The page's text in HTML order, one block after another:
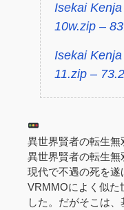
Isekai
10w.zip –
Isekai
11.zip –
異世界賢者の転生無
異世界賢者の転生無
現代で不遇の死を
VRMMOによく似た
した。だがそこは